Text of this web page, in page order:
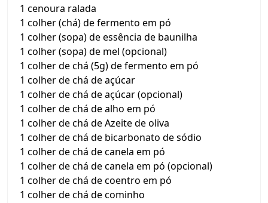
1 cenoura ralada
1 colher (chá) de fermento em pó
1 colher (sopa) de essência de baunilha
1 colher (sopa) de mel (opcional)
1 colher de chá (5g) de fermento em pó
1 colher de chá de açúcar
1 colher de chá de açúcar (opcional)
1 colher de chá de alho em pó
1 colher de chá de Azeite de oliva
1 colher de chá de bicarbonato de sódio
1 colher de chá de canela em pó
1 colher de chá de canela em pó (opcional)
1 colher de chá de coentro em pó
1 colher de chá de cominho